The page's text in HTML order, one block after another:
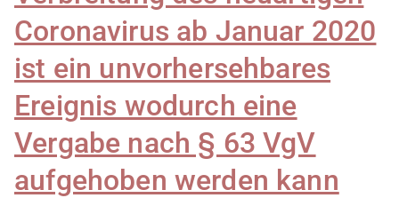
Coronavirus ab Januar 2020
ist ein unvorhersehbares
Ereignis wodurch eine
Vergabe nach § 63 VgV
aufgehoben werden kann